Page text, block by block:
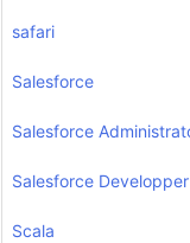
safari
Salesforce
Salesforce
Salesforce Developper
Scala